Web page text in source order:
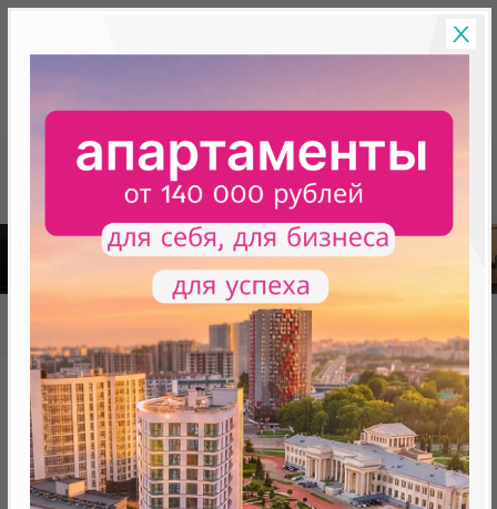
Скидки на новостройки, бонусы Готовые
База новостроек Минска «Минск Мир»
12.14 "Женева", квартал "Западная Европа"
12.14 "Женева", квартал
"Западная Европа"
нет в продаже